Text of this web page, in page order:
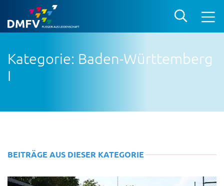
Kategorie: Baden-Württemberg
I
BEITRÄGE AUS DIESER KATEGORIE